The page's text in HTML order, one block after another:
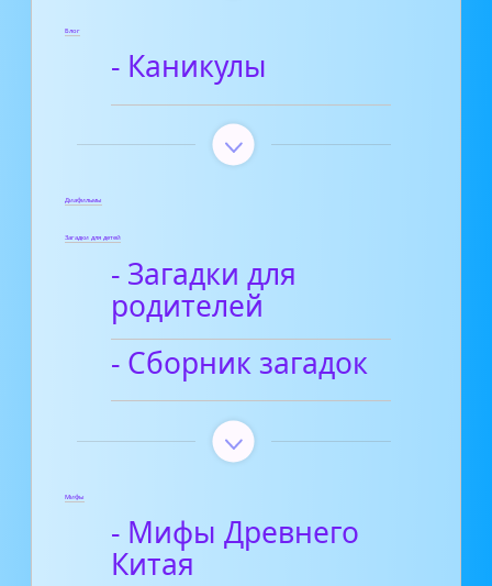
Блог
- Каникулы
Диафильмы
Загадки для детей
- Загадки для
родителей
- Сборник загадок
Мифы
- Мифы Древнего
Китая